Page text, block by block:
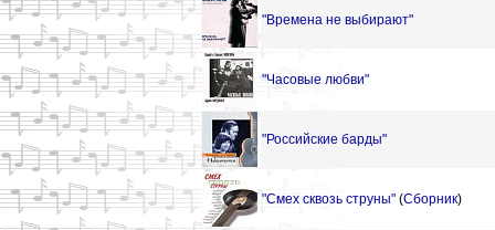
"Времена не выбирают"
"Часовые любви"
"Российские барды"
"Смех сквозь струны" (Сборник)